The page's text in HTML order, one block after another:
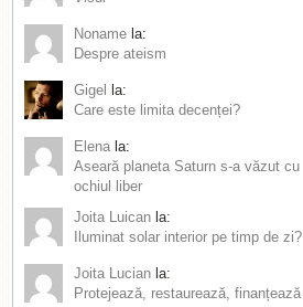
Noname la:
Despre ateism
Gigel
la:
Care este limita decenței?
Elena la:
Aseară planeta Saturn s-a văzut cu
ochiul liber
Joita Luican la:
Iluminat solar interior pe timp de zi?
Joita Lucian la:
Protejează, restaurează, finanțează